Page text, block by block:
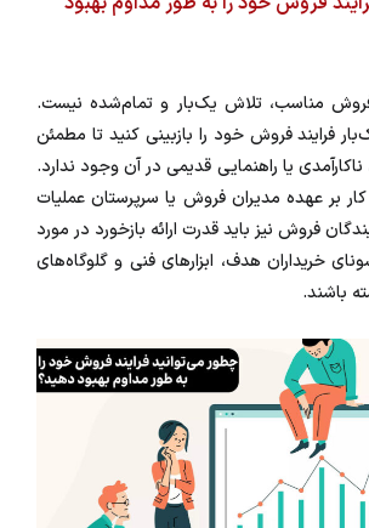
مناسب، تلاش یک‌بار و تمام‌شده نیست.
فرایند فروش خود را بازبینی کنید تا مطمئن
یا راهنمایی قدیمی در آن وجود ندارد.
بر عهده مدیران فروش یا سرپرستان عملیات
فروش نیز باید قدرت ارائه بازخورد در مورد
خریداران هدف، ابزارهای فنی و گلوگاه‌های
باشند.